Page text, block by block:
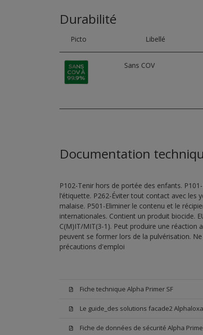
Durabilité
Picto Libellé
Sans COV
Documentation
P102-Tenir hors de portée des enfants.
l’étiquette. P262-Éviter tout contact avec les
malaise. P501-Eliminer le contenu et le
internationales. Contient un produit biocide.
C(M)IT/MIT(3-1). Peut produire une réaction
peuvent se former lors de la pulvérisation.
précautions d'emploi
Fiche technique Alpha Primer SF
Le guide_des solutions facade2
Fiche de données de sécurité Alpha